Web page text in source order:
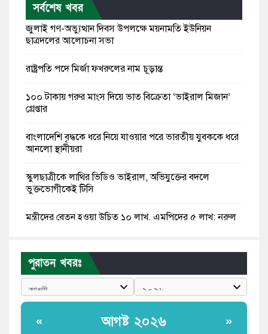
সর্বশেষ খবর
জুলাই গণ-অভ্যুত্থান দিবস উপলক্ষে ময়নামতি ইউনিয়ন
ছাত্রদলের আলোচনা সভা
রাষ্ট্রপতি পদে মির্জা ফখরুলের নাম চূড়ান্ত
১০০ টাকায় গরুর মাংস দিয়ে ভাত বিক্রেতা ‘ভাইরাল মিজান’
গ্রেপ্তার
বাংলাদেশি বৃদ্ধকে ধরে নিয়ে যাওয়ার পরে ভারতীয় যুবককে ধরে
আনলো স্থানীয়রা
স্কুলছাত্রীকে লাথির ভিডিও ভাইরাল, অভিযুক্তের বদলে
ভুক্তভোগীকেই টিসি
মন্ত্রীদের বেতন হওয়া উচিত ১০ লাখ, এমপিদের ৫ লাখ: নুরুল
রাষ্ট্রপতি পদে প্রস্তাব পাননি ড. ইউনূস, বিএনপির বিবেচনায় মির্জা
ফখরুল
আধা কিলোমিটারের কাজ চলছে মাসের পর মাস: কুমিল্লার
পুরাতন খবরঃ
« আগষ্ট ২০২৬ »